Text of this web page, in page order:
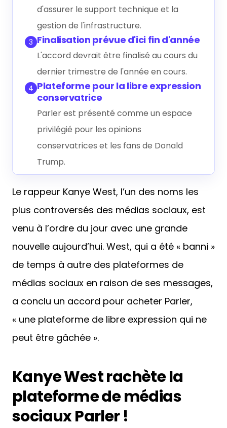
d'assurer le support technique et la
gestion de l'infrastructure.
3 Finalisation prévue d'ici fin d'année
L'accord devrait être finalisé au cours du
dernier trimestre de l'année en cours.
4 Plateforme pour la libre expression
conservatrice
Parler est présenté comme un espace
privilégié pour les opinions
conservatrices et les fans de Donald
Trump.
Le rappeur Kanye West, l’un des noms les
plus controversés des médias sociaux, est
venu à l’ordre du jour avec une grande
nouvelle aujourd’hui. West, qui a été « banni »
de temps à autre des plateformes de
médias sociaux en raison de ses messages,
a conclu un accord pour acheter Parler,
« une plateforme de libre expression qui ne
peut être gâchée ».
Kanye West rachète la
plateforme de médias
sociaux Parler !